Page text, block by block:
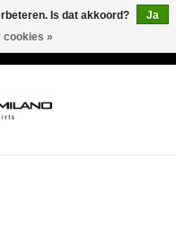
Is dat akkoord?
Ja
cookies »